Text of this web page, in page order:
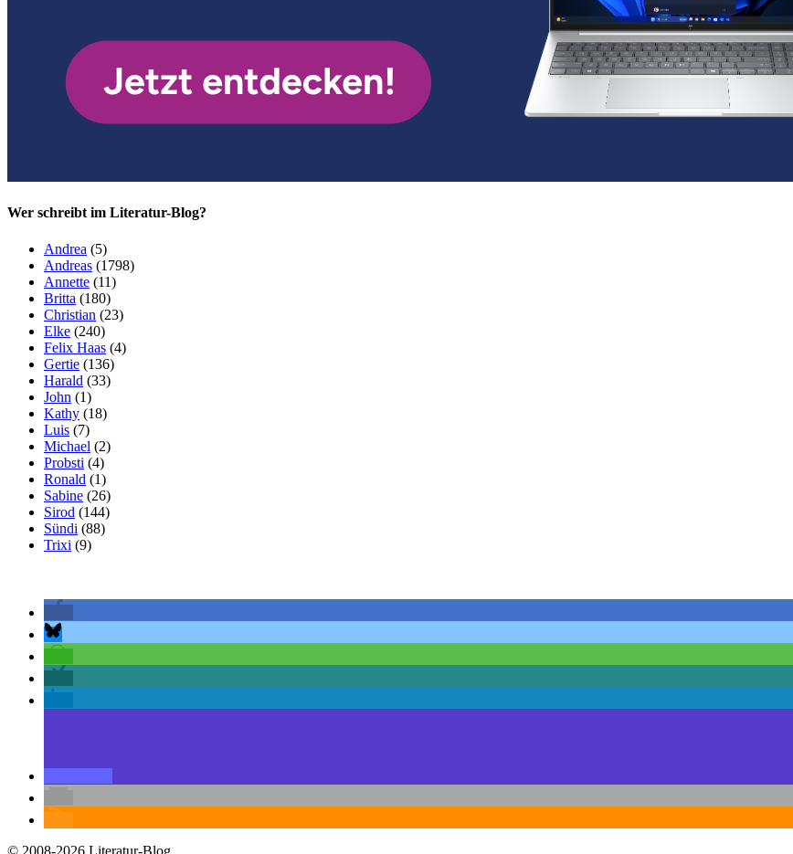
Wer schreibt im Literatur-Blog?
Andrea (5)
Andreas (1798)
Annette (11)
Britta (180)
Christian (23)
Elke (240)
Felix Haas (4)
Gertie (136)
Harald (33)
John (1)
Kathy (18)
Luis (7)
Michael (2)
Probsti (4)
Ronald (1)
Sabine (26)
Sirod (144)
Sündi (88)
Trixi (9)
© 2008-2026 Literatur-Blog